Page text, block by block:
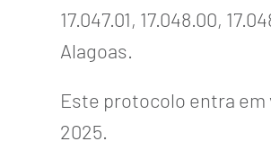
17.047.01, 17.048.00,
Alagoas.
Este protocolo entra em
2025.